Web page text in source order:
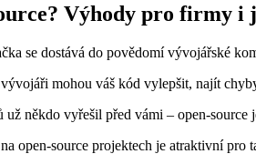
Výhody pro firmy i
se dostává do povědomí vývojářské
mohou váš kód vylepšit, najít
někdo vyřešil před vámi – open-source
open-source projektech je atraktivní pro